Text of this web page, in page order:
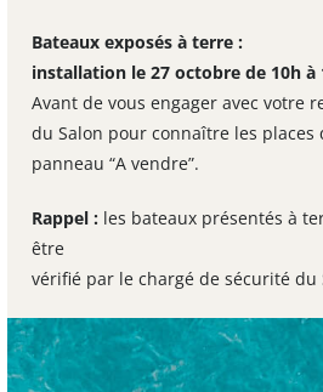
Bateaux exposés à terre :
installation le27 octobre de 10h à
Avant de vous engager avec votre
du Salon pour connaître les
panneau “A vendre”.
Rappel : les bateaux présentés à
être
vérifié par le chargé de sécurité du